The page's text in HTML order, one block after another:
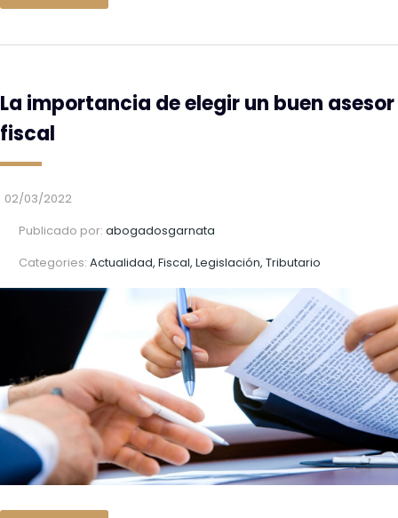
La importancia de elegir un buen asesor
fiscal
02/03/2022
Publicado por: abogadosgarnata
Categories: Actualidad, Fiscal, Legislación, Tributario